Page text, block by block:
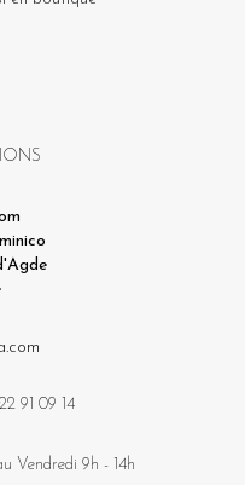
91 09 14
Vendredi 9h - 14h